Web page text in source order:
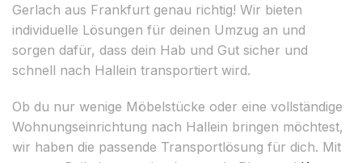
Gerlach aus Frankfurt genau richtig! Wir bieten
individuelle Lösungen für deinen Umzug an und
sorgen dafür, dass dein Hab und Gut sicher und
schnell nach Hallein transportiert wird.
Ob du nur wenige Möbelstücke oder eine vollständige
Wohnungseinrichtung nach Hallein bringen möchtest,
wir haben die passende Transportlösung für dich. Mit